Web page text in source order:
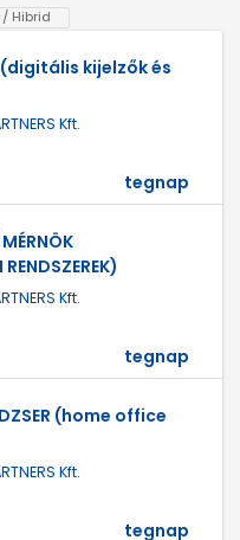
Hibrid
(digitális kijelzők és
Kft.
tegnap
Kft.
tegnap
(home office
Kft.
tegnap